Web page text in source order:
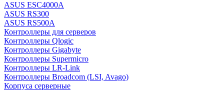
ASUS ESC4000A
ASUS RS300
ASUS RS500A
Контроллеры для серверов
Контроллеры Qlogic
Контроллеры Gigabyte
Контроллеры Supermicro
Контроллеры LR-Link
Контроллеры Broadcom (LSI, Avago)
Корпуса серверные